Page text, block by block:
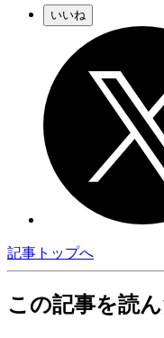
いいね
記事トップへ
この記事を読